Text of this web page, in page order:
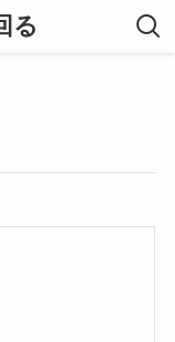
る